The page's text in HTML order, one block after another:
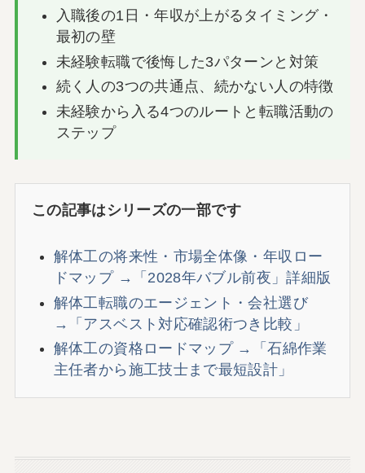
入職後の1日・年収が上がるタイミング・
最初の壁
未経験転職で後悔した3パターンと対策
続く人の3つの共通点、続かない人の特徴
未経験から入る4つのルートと転職活動の
ステップ
この記事はシリーズの一部です
解体工の将来性・市場全体像・年収ロー
ドマップ →「2028年バブル前夜」詳細版
解体工転職のエージェント・会社選び
→「アスベスト対応確認術つき比較」
解体工の資格ロードマップ →「石綿作業
主任者から施工技士まで最短設計」